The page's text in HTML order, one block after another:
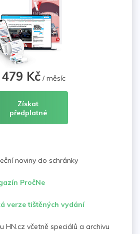
479 Kč/ měsíc
Získat
předplatné
noviny do schránky
PročNe
verze tištěných vydání
HN.cz včetně speciálů a archivu